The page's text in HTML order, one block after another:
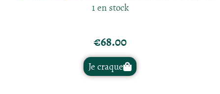
1 en stock
€68.00
Je craque